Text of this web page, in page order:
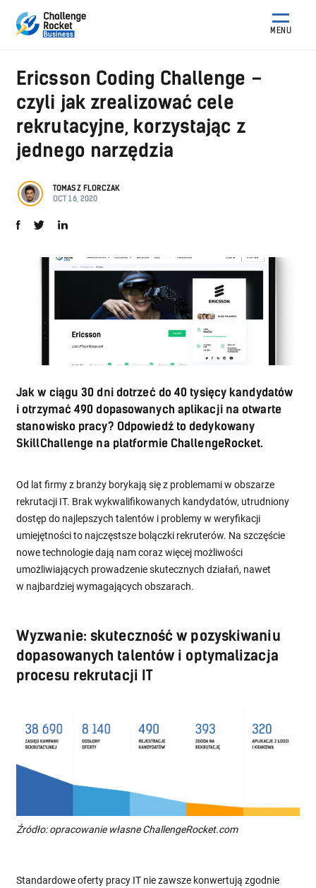
MENU
Ericsson Coding Challenge –
czyli jak zrealizować cele
rekrutacyjne, korzystając z
jednego narzędzia
TOMASZ FLORCZAK
OCT 16, 2020
Jak w ciągu 30 dni dotrzeć do 40 tysięcy kandydatów
i otrzymać 490 dopasowanych aplikacji na otwarte
stanowisko pracy? Odpowiedź to dedykowany
SkillChallenge na platformie ChallengeRocket.
Od lat firmy z branży borykają się z problemami w obszarze
rekrutacji IT. Brak wykwalifikowanych kandydatów, utrudniony
dostęp do najlepszych talentów i problemy w weryfikacji
umiejętności to najczęstsze bolączki rekruterów. Na szczęście
nowe technologie dają nam coraz więcej możliwości
umożliwiających prowadzenie skutecznych działań, nawet
w najbardziej wymagających obszarach.
Wyzwanie: skuteczność w pozyskiwaniu
dopasowanych talentów i optymalizacja
procesu rekrutacji IT
Źródło: opracowanie własne ChallengeRocket.com
Standardowe oferty pracy IT nie zawsze konwertują zgodnie